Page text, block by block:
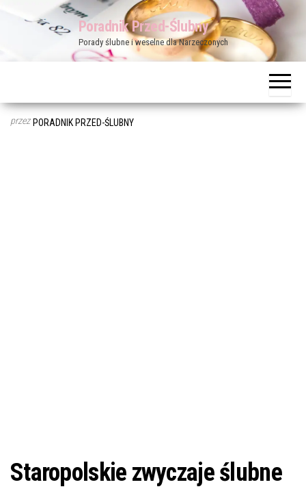
Poradnik Przed-Ślubny
Porady ślubne i weselne dla Narzeczonych
przez PORADNIK PRZED-ŚLUBNY
Staropolskie zwyczaje ślubne